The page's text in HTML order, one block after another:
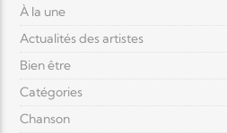
À la une
Actualités des artistes
Bien être
Catégories
Chanson